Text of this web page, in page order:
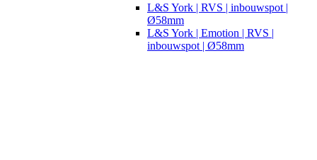
L&S York | RVS | inbouwspot |
Ø58mm
L&S York | Emotion | RVS |
inbouwspot | Ø58mm